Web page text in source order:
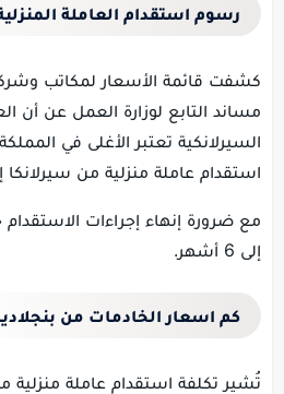
رسوم استقدام العاملة
كشفت قائمة الأسعار لمكاتب
مساند التابع لوزارة العمل عن أن
السيرلانكية تعتبر الأغلى في
استقدام عاملة منزلية من سيرلانكا إلى 22 ألف
إلى 6 أشهر.
كم اسعار الخادمات من
تُشير تكلفة استقدام عاملة منزلية